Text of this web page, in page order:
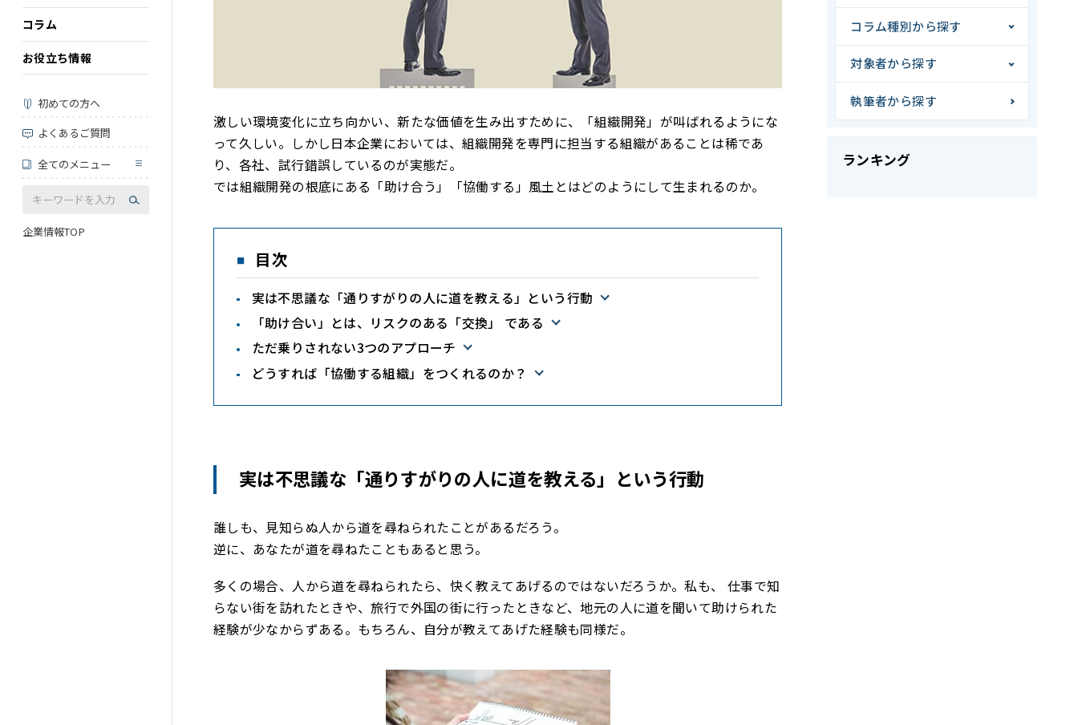
コラム
お役立ち情報
初めての方へ
よくあるご質問
全てのメニュー
企業情報TOP
激しい環境変化に立ち向かい、新たな価値を生み出すために、「組織開発」が叫ばれるようにな
って久しい。しかし日本企業においては、組織開発を専門に担当する組織があることは稀であ
り、各社、試行錯誤しているのが実態だ。
では組織開発の根底にある「助け合う」「協働する」風土とはどのようにして生まれるのか。
目次
実は不思議な「通りすがりの人に道を教える」という行動
「助け合い」とは、リスクのある「交換」 である
ただ乗りされない3つのアプローチ
どうすれば「協働する組織」をつくれるのか？
実は不思議な「通りすがりの人に道を教える」という行動
誰しも、見知らぬ人から道を尋ねられたことがあるだろう。
逆に、あなたが道を尋ねたこともあると思う。
多くの場合、人から道を尋ねられたら、快く教えてあげるのではないだろうか。私も、 仕事で知
らない街を訪れたときや、旅行で外国の街に行ったときなど、地元の人に道を聞いて助けられた
経験が少なからずある。もちろん、自分が教えてあげた経験も同様だ。
コラム種別から探す
対象者から探す
執筆者から探す
ランキング